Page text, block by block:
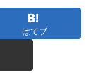
はてブ